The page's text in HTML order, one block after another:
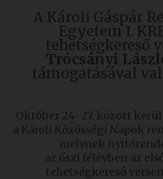
A Károli Gáspár
Egyetem I.
tehetségkereső
Trócsányi
támogatásával
Október 24–27. között
a Károli Közösségi Napok
melynek
az őszi félévben az
tehetségkereső